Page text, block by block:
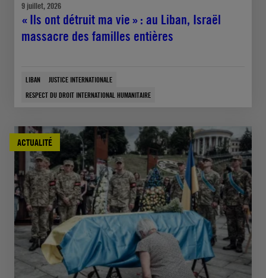
9 juillet, 2026
« Ils ont détruit ma vie » : au Liban, Israël
massacre des familles entières
LIBAN
JUSTICE INTERNATIONALE
RESPECT DU DROIT INTERNATIONAL HUMANITAIRE
ACTUALITÉ